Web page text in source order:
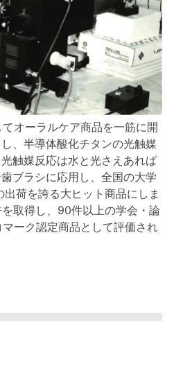
オーラルケア商品を一筋に開
、半導体酸化チタンの光触媒
触媒反応は水と光さえあれば
ブラシに応用し、全国の大学
荷を誇る大ヒット商品にしま
取得し、90件以上の学会・論
ーク認定商品として評価され